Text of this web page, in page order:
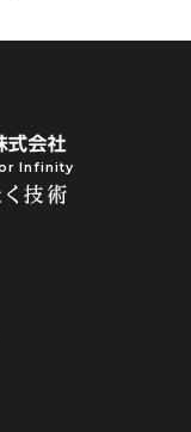
Infinity